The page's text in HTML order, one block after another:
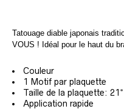
Tatouage diable japonais
VOUS ! Idéal pour le haut du
Couleur
1 Motif par plaquette
Taille de la plaquette:
Application rapide